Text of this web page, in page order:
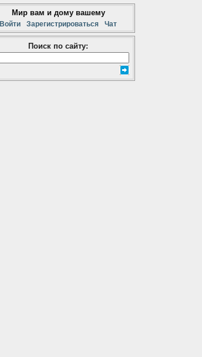
Мир вам и дому вашему
Войти Зарегистрироваться Чат
Поиск по сайту: